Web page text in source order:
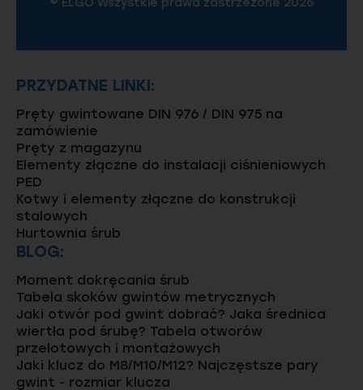
PRZYDATNE LINKI:
Pręty gwintowane DIN 976 / DIN 975 na
zamówienie
Pręty z magazynu
Elementy złączne do instalacji ciśnieniowych
PED
Kotwy i elementy złączne do konstrukcji
stalowych
Hurtownia śrub
BLOG:
Moment dokręcania śrub
Tabela skoków gwintów metrycznych
Jaki otwór pod gwint dobrać? Jaka średnica
wiertła pod śrubę? Tabela otworów
przelotowych i montażowych
Jaki klucz do M8/M10/M12? Najczęstsze pary
gwint - rozmiar klucza